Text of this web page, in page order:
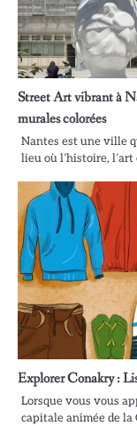
Street Art vibrant à
murales colorées
Nantes est une ville
lieu où l’histoire,
Explorer Conakry :
Lorsque vous vous
capitale animée de la